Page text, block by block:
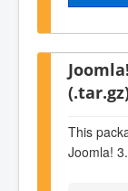
This
Joomla!